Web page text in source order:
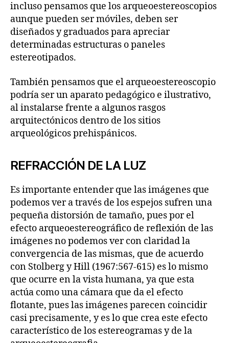
incluso pensamos que los arqueoestereoscopios
aunque pueden ser móviles, deben ser
diseñados y graduados para apreciar
determinadas estructuras o paneles
estereotipados.
También pensamos que el arqueoestereoscopio
podría ser un aparato pedagógico e ilustrativo,
al instalarse frente a algunos rasgos
arquitectónicos dentro de los sitios
arqueológicos prehispánicos.
REFRACCIÓN DE LA LUZ
Es importante entender que las imágenes que
podemos ver a través de los espejos sufren una
pequeña distorsión de tamaño, pues por el
efecto arqueoestereográfico de reflexión de las
imágenes no podemos ver con claridad la
convergencia de las mismas, que de acuerdo
con Stolberg y Hill (1967:567-615) es lo mismo
que ocurre en la vista humana, ya que esta
actúa como una cámara que da el efecto
flotante, pues las imágenes parecen coincidir
casi precisamente, y es lo que crea este efecto
característico de los estereogramas y de la